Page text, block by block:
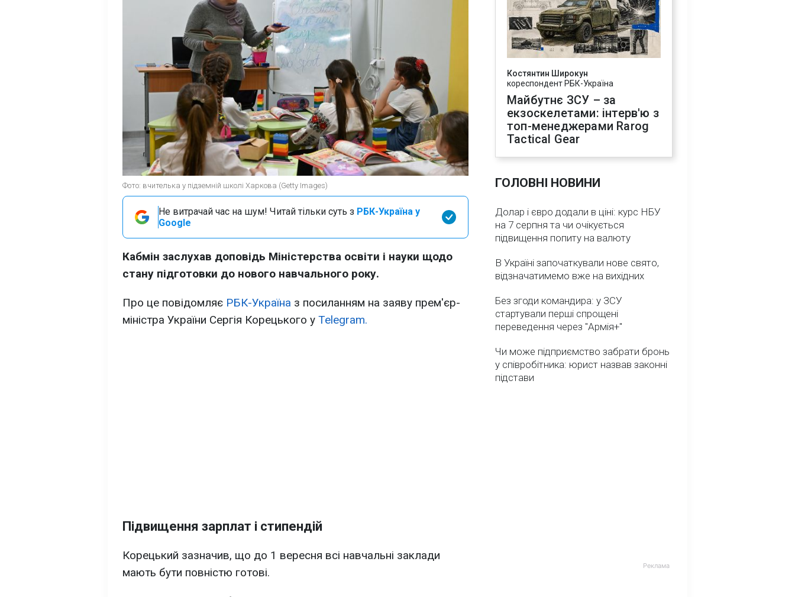
Фото: вчителька у підземній школі Харкова (Getty Images)
Не витрачай час на шум! Читай тільки суть з РБК-Україна у
Google
Кабмін заслухав доповідь Міністерства освіти і науки щодо
стану підготовки до нового навчального року.
Про це повідомляє РБК-Україна з посиланням на заяву прем'єр-
міністра України Сергія Корецького у Telegram.
Підвищення зарплат і стипендій
Корецький зазначив, що до 1 вересня всі навчальні заклади
мають бути повністю готові.
Костянтин Широкун
кореспондент РБК-Україна
Майбутнє ЗСУ – за
екзоскелетами: інтерв'ю з
топ-менеджерами Rarog
Tactical Gear
ГОЛОВНІ НОВИНИ
Долар і євро додали в ціні: курс НБУ
на 7 серпня та чи очікується
підвищення попиту на валюту
В Україні започаткували нове свято,
відзначатимемо вже на вихідних
Без згоди командира: у ЗСУ
стартували перші спрощені
переведення через "Армія+"
Чи може підприємство забрати бронь
у співробітника: юрист назвав законні
підстави